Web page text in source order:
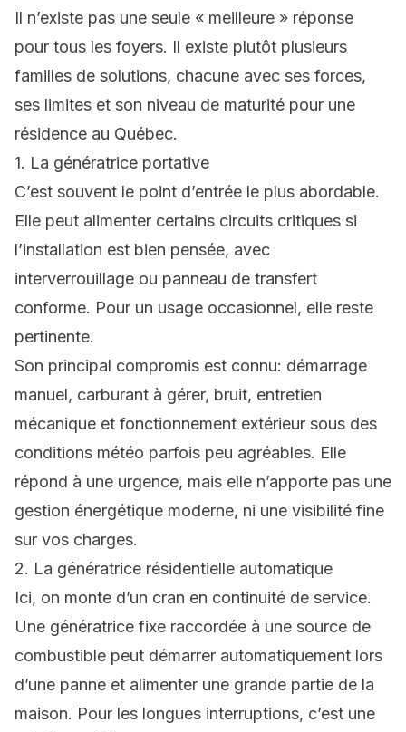
Il n’existe pas une seule « meilleure » réponse
pour tous les foyers. Il existe plutôt plusieurs
familles de solutions, chacune avec ses forces,
ses limites et son niveau de maturité pour une
résidence au Québec.
1. La génératrice portative
C’est souvent le point d’entrée le plus abordable.
Elle peut alimenter certains circuits critiques si
l’installation est bien pensée, avec
interverrouillage ou panneau de transfert
conforme. Pour un usage occasionnel, elle reste
pertinente.
Son principal compromis est connu: démarrage
manuel, carburant à gérer, bruit, entretien
mécanique et fonctionnement extérieur sous des
conditions météo parfois peu agréables. Elle
répond à une urgence, mais elle n’apporte pas une
gestion énergétique moderne, ni une visibilité fine
sur vos charges.
2. La génératrice résidentielle automatique
Ici, on monte d’un cran en continuité de service.
Une génératrice fixe raccordée à une source de
combustible peut démarrer automatiquement lors
d’une panne et alimenter une grande partie de la
maison. Pour les longues interruptions, c’est une